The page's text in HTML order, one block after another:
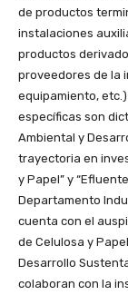
de productos
instalaciones
productos
proveedores de la
equipamiento,
específicas son
Ambiental y
trayectoria en
y Papel” y
Departamento
cuenta con el
de Celulosa y
Desarrollo
colaboran con la